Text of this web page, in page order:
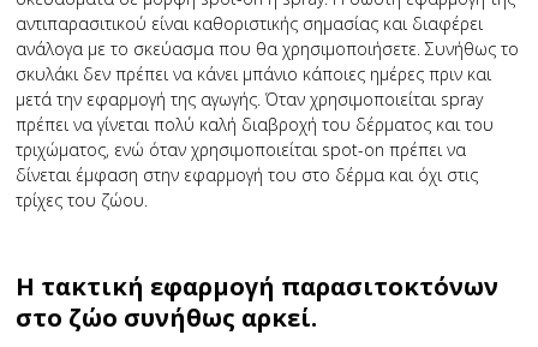
αντιπαρασιτικού είναι καθοριστικής σημασίας και διαφέρει
ανάλογα με το σκεύασμα που θα χρησιμοποιήσετε. Συνήθως το
σκυλάκι δεν πρέπει να κάνει μπάνιο κάποιες ημέρες πριν και
μετά την εφαρμογή της αγωγής. Όταν χρησιμοποιείται spray
πρέπει να γίνεται πολύ καλή διαβροχή του δέρματος και του
τριχώματος, ενώ όταν χρησιμοποιείται spot-on πρέπει να
δίνεται έμφαση στην εφαρμογή του στο δέρμα και όχι στις
τρίχες του ζώου.
Η τακτική εφαρμογή παρασιτοκτόνων
στο ζώο συνήθως αρκεί.